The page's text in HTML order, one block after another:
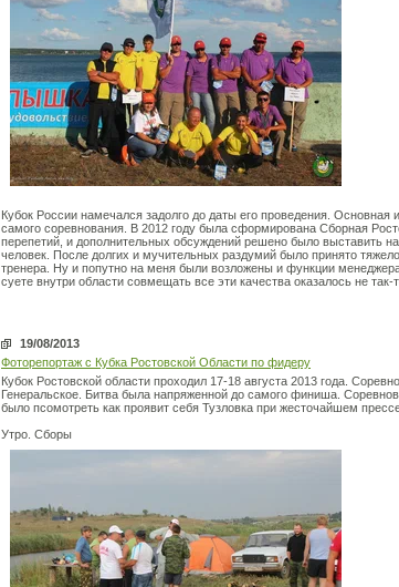
Кубок России намечался задолго до даты его проведения.
самого соревнования. В 2012 году была сформирована Сборная
перепетий, и дополнительных обсуждений решено было выставить
человек. После долгих и мучительных раздумий было принято
тренера. Ну и попутно на меня были возложены и функции
суете внутри области совмещать все эти качества оказалось не так-
19/08/2013
Фоторепортаж с Кубка Ростовской Области по фидеру
Кубок Ростовской области проходил 17-18 августа 2013 года.
Генеральское. Битва была напряженной до самого финиша.
было псомотреть как проявит себя Тузловка при жесточайшем
Утро. Сборы